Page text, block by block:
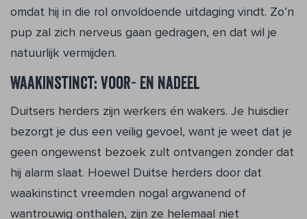
omdat hij in die rol onvoldoende uitdaging vindt. Zo’n
pup zal zich nerveus gaan gedragen, en dat wil je
natuurlijk vermijden.
Waakinstinct: voor- en nadeel
Duitsers herders zijn werkers én wakers. Je huisdier
bezorgt je dus een veilig gevoel, want je weet dat je
geen ongewenst bezoek zult ontvangen zonder dat
hij alarm slaat. Hoewel Duitse herders door dat
waakinstinct vreemden nogal argwanend of
wantrouwig onthalen, zijn ze helemaal niet